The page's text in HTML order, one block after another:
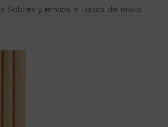
» Sobres y envíos » Tubos de envío